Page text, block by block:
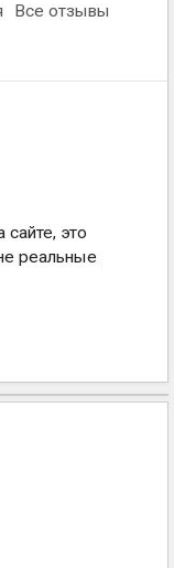
Все отзывы
это
реальные